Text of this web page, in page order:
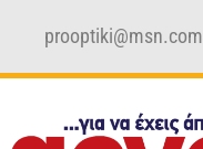
prooptiki@msn.com